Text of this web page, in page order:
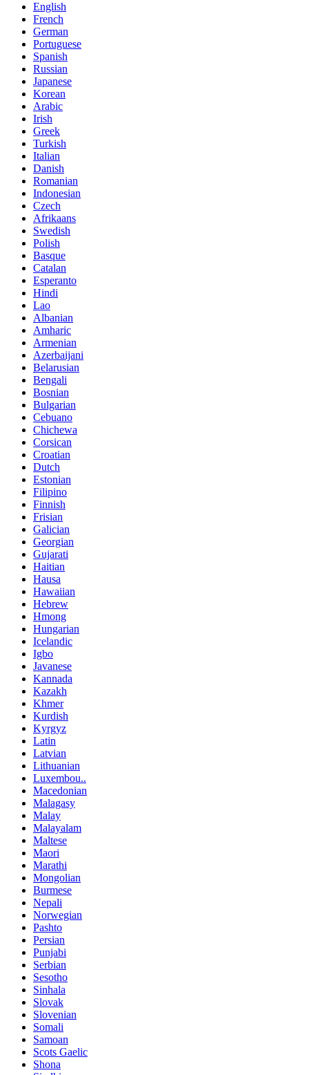
English
French
German
Portuguese
Spanish
Russian
Japanese
Korean
Arabic
Irish
Greek
Turkish
Italian
Danish
Romanian
Indonesian
Czech
Afrikaans
Swedish
Polish
Basque
Catalan
Esperanto
Hindi
Lao
Albanian
Amharic
Armenian
Azerbaijani
Belarusian
Bengali
Bosnian
Bulgarian
Cebuano
Chichewa
Corsican
Croatian
Dutch
Estonian
Filipino
Finnish
Frisian
Galician
Georgian
Gujarati
Haitian
Hausa
Hawaiian
Hebrew
Hmong
Hungarian
Icelandic
Igbo
Javanese
Kannada
Kazakh
Khmer
Kurdish
Kyrgyz
Latin
Latvian
Lithuanian
Luxembou..
Macedonian
Malagasy
Malay
Malayalam
Maltese
Maori
Marathi
Mongolian
Burmese
Nepali
Norwegian
Pashto
Persian
Punjabi
Serbian
Sesotho
Sinhala
Slovak
Slovenian
Somali
Samoan
Scots Gaelic
Shona